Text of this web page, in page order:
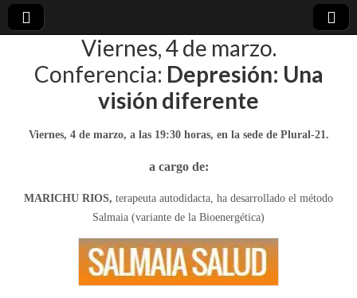
plural-
21.org
Viernes, 4 de marzo.
Conferencia: Depresión: Una
visión diferente
Viernes, 4 de marzo, a las 19:30 horas, en la sede de Plural-21.
a cargo de:
MARICHU RIOS, terapeuta autodidacta, ha desarrollado el método
Salmaia (variante de la Bioenergética)